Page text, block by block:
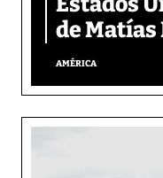
de
AMÉRICA